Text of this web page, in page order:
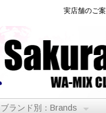
実店舗のご
ブランド別：Brands